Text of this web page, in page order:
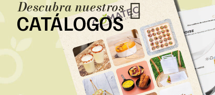
Descubra nuestros
CATÁLOGOS